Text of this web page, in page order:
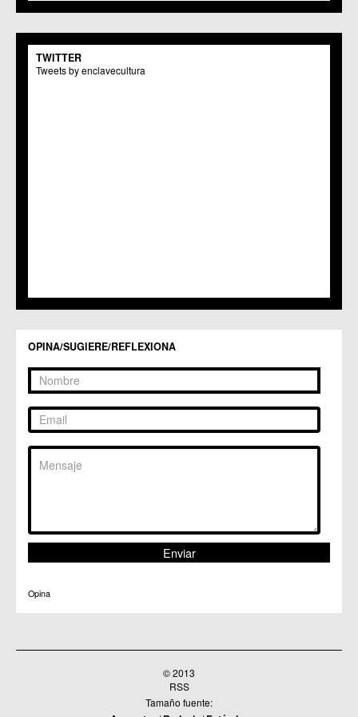
C.C.S. La Paz
C.M. El Carmen
Centros Culturales
C.C. Puertas de Castilla
C.C. Zarandona
TWITTER
Tweets by enclavecultura
OPINA/SUGIERE/REFLEXIONA
Opina
© 2013
RSS
Tamaño fuente: